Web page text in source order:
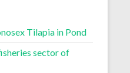
Tilapia in Pond
sector of